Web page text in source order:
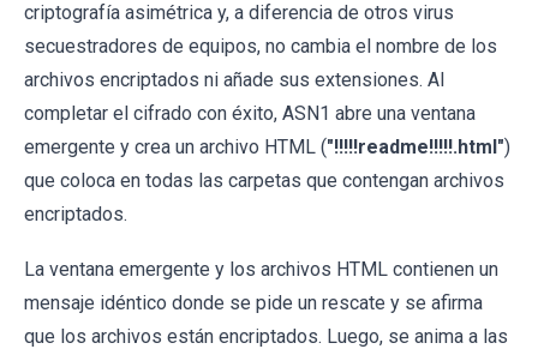
criptografía asimétrica y, a diferencia de otros virus
secuestradores de equipos, no cambia el nombre de los
archivos encriptados ni añade sus extensiones. Al
completar el cifrado con éxito, ASN1 abre una ventana
emergente y crea un archivo HTML ("!!!!!readme!!!!!.html")
que coloca en todas las carpetas que contengan archivos
encriptados.
La ventana emergente y los archivos HTML contienen un
mensaje idéntico donde se pide un rescate y se afirma
que los archivos están encriptados. Luego, se anima a las